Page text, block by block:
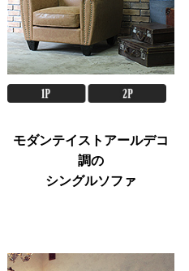
モダンテイストアールデコ
調の
シングルソファ